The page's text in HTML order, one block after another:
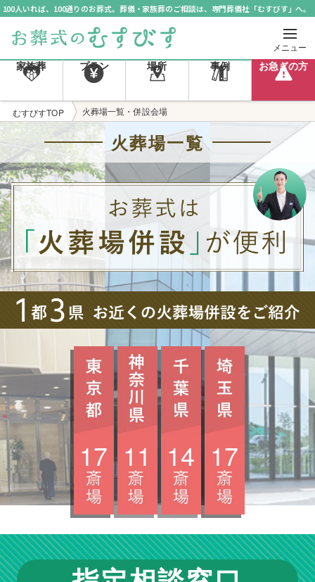
100人いれば、100通りのお葬式。葬儀・家族葬のご相談は、専門葬儀社「むすびす」へ。
メニュー
家族葬 プラン 場所 事例 お急ぎの方
むすびすTOP 火葬場一覧・併設会場
火葬場一覧
17 11 14 17